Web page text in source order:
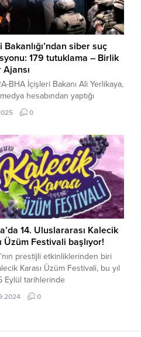
Bakanlığı’ndan siber suç
179 tutuklama – Birlik
BHA İçişleri Bakanı Ali Yerlikaya,
hesabından yaptığı
operasyonların detaylarını
Yerlikaya, “nitelikli dolandırıcılık,
ve tacizi” suçlarına yönelik
çalışmalarda, yaklaşık 72
TL değerinde mal varlığına el
duyurdu. Vatandaşları
ve ‘faizsiz kredi’ vaadiyle
Soruşturma kapsamında
şüphelilerin,...
0
14. Uluslararası Kalecik
Üzüm Festivali başlıyor!
prestijli etkinliklerinden biri
Karası Üzüm Festivali, bu yıl
Eylül tarihlerinde
5 Eylül 2024, 20:01
Ankara’nın prestijli
0